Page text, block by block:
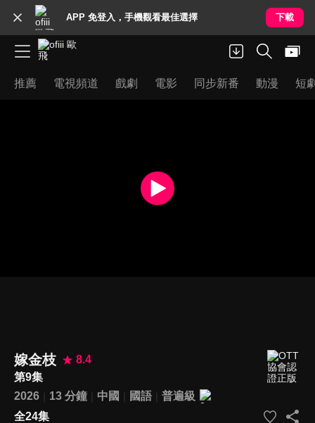
APP 免登入，手機觀看最佳選擇 下載
推薦 電視頻道 戲劇 電影 同步新番 動漫 短
嫁金枝
8.4
第9集
2026
13 分鐘 中國 國語
普遍級
全24集